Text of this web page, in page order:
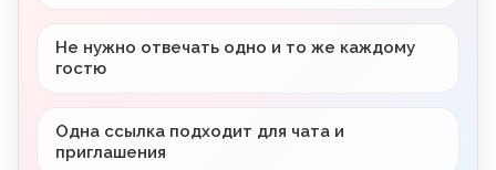
Не нужно отвечать одно и то же каждому
гостю
Одна ссылка подходит для чата и
приглашения